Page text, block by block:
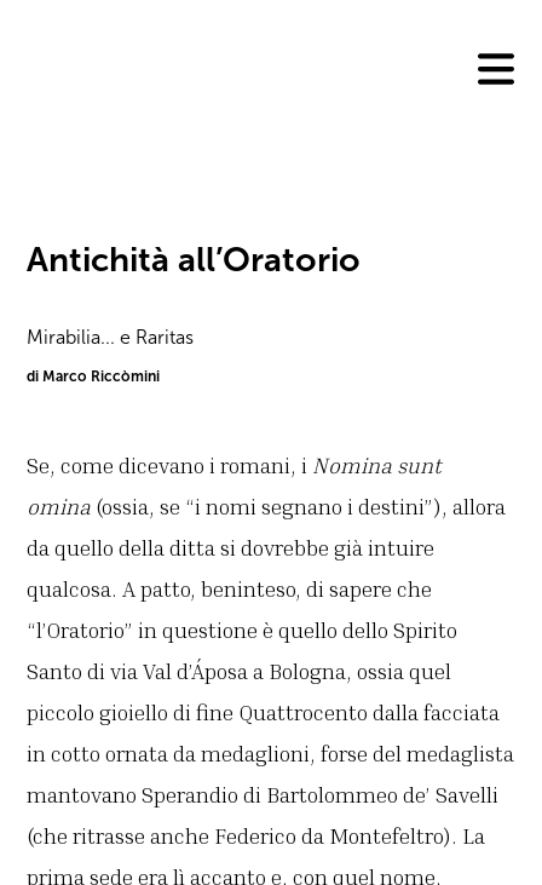
Antichità all’Oratorio
Mirabilia... e Raritas
di Marco Riccòmini
Se, come dicevano i romani, i Nomina sunt
omina (ossia, se “i nomi segnano i destini”), allora
da quello della ditta si dovrebbe già intuire
qualcosa. A patto, beninteso, di sapere che
“l’Oratorio” in questione è quello dello Spirito
Santo di via Val d’Áposa a Bologna, ossia quel
piccolo gioiello di fine Quattrocento dalla facciata
in cotto ornata da medaglioni, forse del medaglista
mantovano Sperandio di Bartolommeo de’ Savelli
(che ritrasse anche Federico da Montefeltro). La
prima sede era lì accanto e, con quel nome,